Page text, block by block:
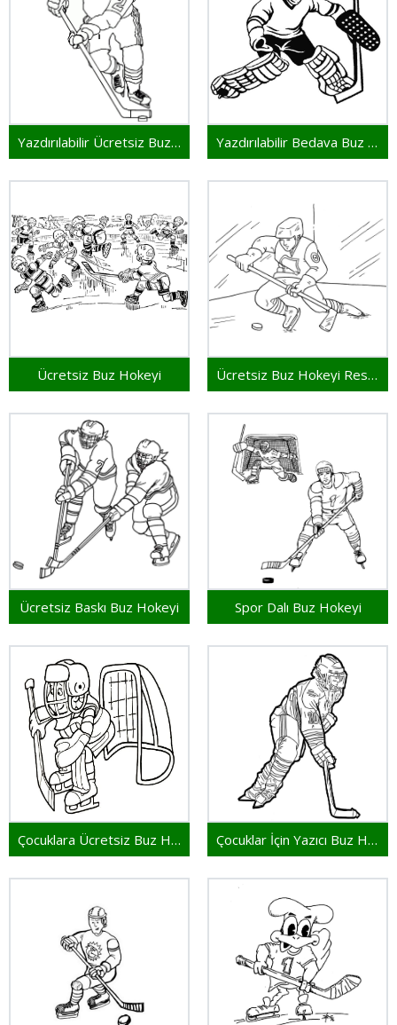
Yazdırılabilir Ücretsiz Buz Hokeyi Yazdırılabilir Bedava Buz Hokeyi
Ücretsiz Buz Hokeyi Ücretsiz Buz Hokeyi Resmi
Ücretsiz Baskı Buz Hokeyi Spor Dalı Buz Hokeyi
Çocuklara Ücretsiz Buz Hokeyi Çocuklar İçin Yazıcı Buz Hokeyi